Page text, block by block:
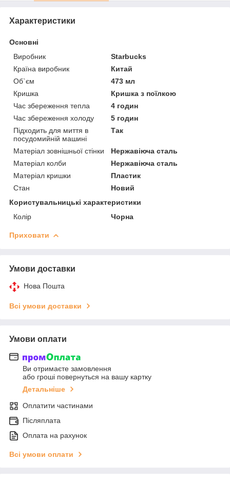
Характеристики
Основні
Виробник
Starbucks
Країна виробник
Китай
Об`єм
473 мл
Кришка
Кришка з поїлкою
Час збереження тепла
4 годин
Час збереження холоду
5 годин
Підходить для миття в
посудомийній машині
Так
Матеріал зовнішньої стінки
Нержавіюча сталь
Матеріал колби
Нержавіюча сталь
Матеріал кришки
Пластик
Стан
Новий
Користувальницькі характеристики
Колір
Чорна
Приховати
Умови доставки
Нова Пошта
Всі умови доставки
Умови оплати
Ви отримаєте замовлення
або гроші повернуться на вашу картку
Детальніше
Оплатити частинами
Післяплата
Оплата на рахунок
Всі умови оплати